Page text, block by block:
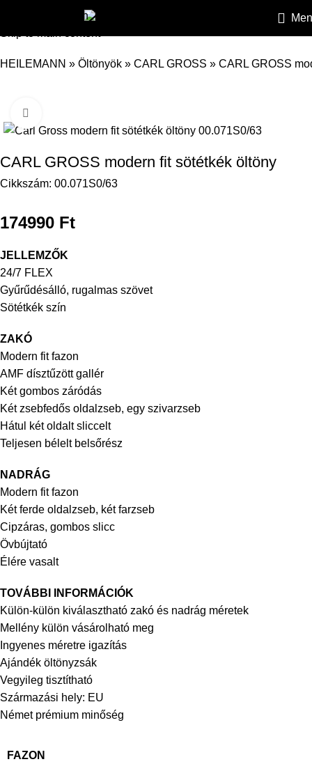
Skip to navigation
HEILEMANN » Öltönyök » CARL GROSS » CARL GROSS
CARL GROSS modern fit sötétkék öltöny
Cikkszám: 00.071S0/63
174990 Ft
JELLEMZŐK
24/7 FLEX
Gyűrűdésálló, rugalmas szövet
Sötétkék szín
ZAKÓ
Modern fit fazon
AMF dísztűzött gallér
Két gombos záródás
Két zsebfedős oldalzseb, egy szivarzseb
Hátul két oldalt sliccelt
Teljesen bélelt belsőrész
NADRÁG
Modern fit fazon
Két ferde oldalzseb, két farzseb
Cipzáras, gombos slicc
Övbújtató
Élére vasalt
TOVÁBBI INFORMÁCIÓK
Külön-külön kiválasztható zakó és nadrág méretek
Mellény külön vásárolható meg
Ingyenes méretre igazítás
Ajándék öltönyzsák
Vegyileg tisztítható
Származási hely: EU
Német prémium minőség
FAZON